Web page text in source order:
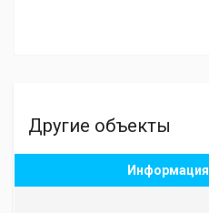
Другие объекты
Информация